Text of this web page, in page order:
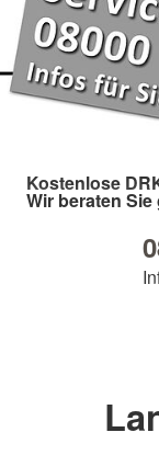
Kostenlose
Wir beraten Sie